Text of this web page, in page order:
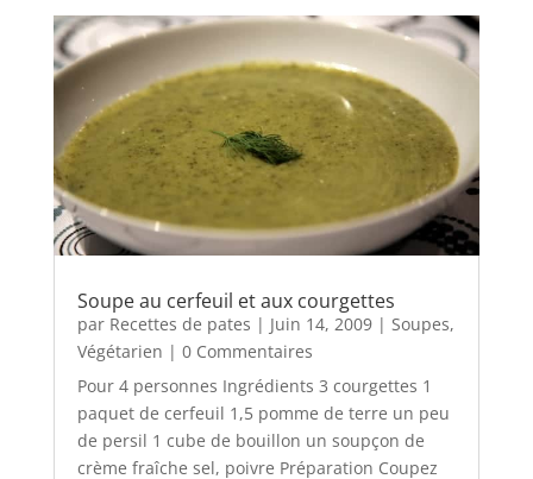
Soupe au cerfeuil et aux courgettes
par Recettes de pates | Juin 14, 2009| Soupes,
Végétarien | 0 Commentaires
Pour 4 personnes Ingrédients 3 courgettes 1
paquet de cerfeuil 1,5 pomme de terre un peu
de persil 1 cube de bouillon un soupçon de
crème fraîche sel, poivre Préparation Coupez